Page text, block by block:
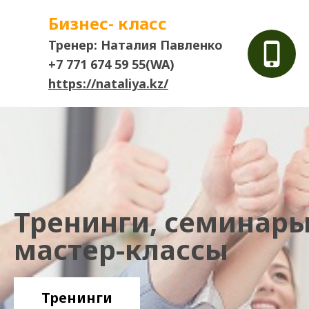
Бизнес- класс
Тренер: Наталия Павленко
+7 771 674 59 55(WA)
https://nataliya.kz/
Тренинги,
мастер-классы
Тренинги